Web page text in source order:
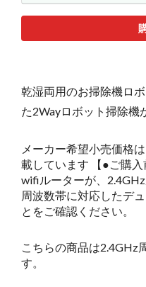
乾湿両用のお掃除機ロ
た2Wayロボット掃除機
メーカー希望小売価格
載しています 【●ご購
wifiルーターが、
周波数帯に対応したデ
とをご確認ください。
こちらの商品は2.4GHz
す。